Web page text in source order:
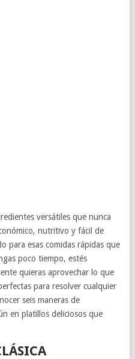
versátiles que nunca
nutritivo y fácil de
para esas comidas rápidas que
poco tiempo, estés
quieras aprovechar lo que
para resolver cualquier
seis maneras de
en platillos deliciosos que